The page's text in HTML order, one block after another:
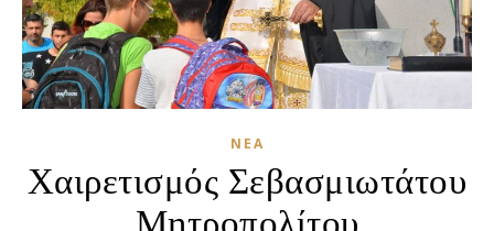
ΝΈΑ
Χαιρετισμός Σεβασμιωτάτου
Μητροπολίτου